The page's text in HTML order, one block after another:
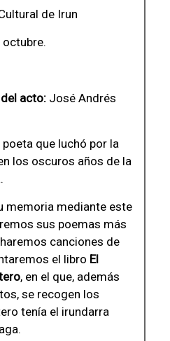
de Irun
acto: José Andrés
que luchó por la
los oscuros años de la
memoria mediante este
sus poemas más
canciones de
el libro El
, en el que, además
se recogen los
tenía el irundarra